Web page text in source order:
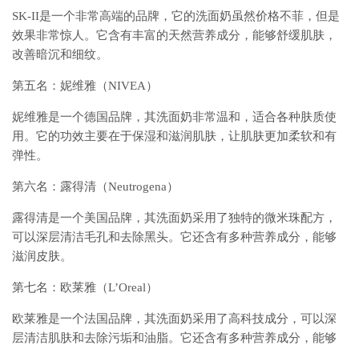
SK-II是一个非常高端的品牌，它的洗面奶虽然价格不菲，但是
效果非常惊人。它含有丰富的天然营养成分，能够舒缓肌肤，
改善暗沉和细纹。
第五名：妮维雅（NIVEA）
妮维雅是一个德国品牌，其洗面奶非常温和，适合各种肤质使
用。它的功效主要在于保湿和滋润肌肤，让肌肤更加柔软和有
弹性。
第六名：露得清（Neutrogena）
露得清是一个美国品牌，其洗面奶采用了独特的微米珠配方，
可以深层清洁毛孔和去除黑头。它还含有多种营养成分，能够
滋润皮肤。
第七名：欧莱雅（L’Oreal）
欧莱雅是一个法国品牌，其洗面奶采用了高科技成分，可以深
层清洁肌肤和去除污垢和油脂。它还含有多种营养成分，能够